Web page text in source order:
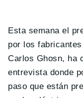
Esta semana el
por los fabricantes
Carlos Ghosn, ha
entrevista donde
paso que están